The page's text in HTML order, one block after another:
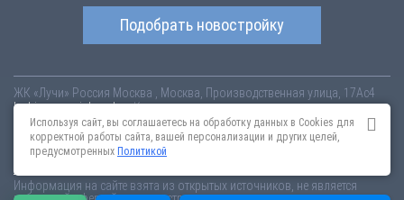
Подобрать новостройку
ЖК «Лучи» Россия Москва
, Москва, Производственная улица, 17Ас4
luchi.novopoisk.msk.ruКупить квартиру в новом жилом комплексе
«Лучи» от «ЛСР. Недвижимость - Москва» в районе Солнцево. Квартиры
различных планировок от 7.57 млн рублей!
Информация на сайте взята из открытых источников, не является
Используя сайт, вы соглашаетесь на обработку данных в Cookies для
корректной работы сайта, вашей персонализации и других целей,
предусмотренных Политикой